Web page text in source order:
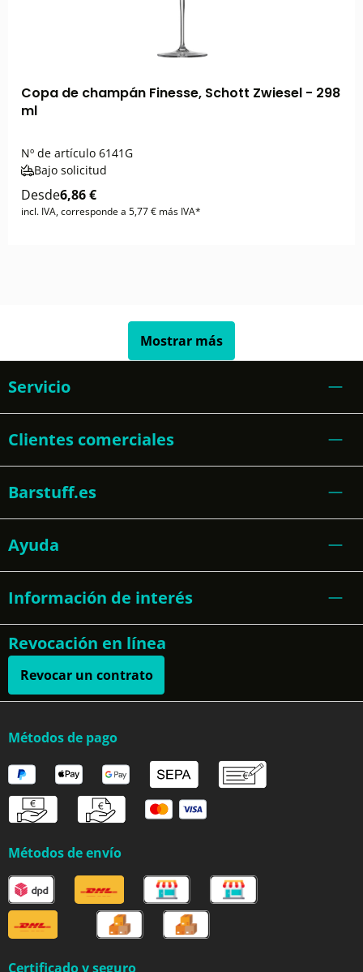
Copa de champán Finesse, Schott Zwiesel - 298
ml
Nº de artículo 6141G
Bajo solicitud
Desde6,86 €
incl. IVA, corresponde a 5,77 € más IVA*
Mostrar más
Servicio
Clientes comerciales
Barstuff.es
Ayuda
Información de interés
Revocación en línea
Revocar un contrato
Métodos de pago
Métodos de envío
Certificado y seguro